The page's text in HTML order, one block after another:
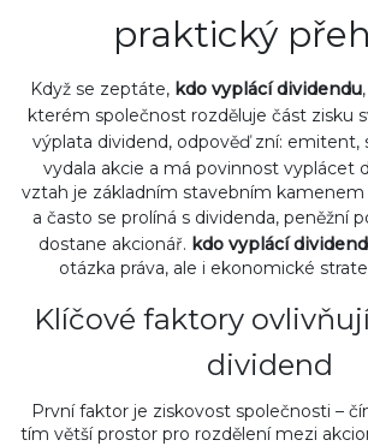
praktický
Když se zeptáte, kdo vyplácí dividendu,
kterém společnost rozděluje část zisku
výplata dividend, odpověď zní: emitent,
vydala akcie a má povinnost vyplácet
vztah je základním stavebním kamenem
a často se prolíná s dividenda, peněžní
dostane akcionář. kdo vyplácí
otázka práva, ale i ekonomické
Klíčové faktory
dividend
První faktor je ziskovost společnosti –
tím větší prostor pro rozdělení mezi